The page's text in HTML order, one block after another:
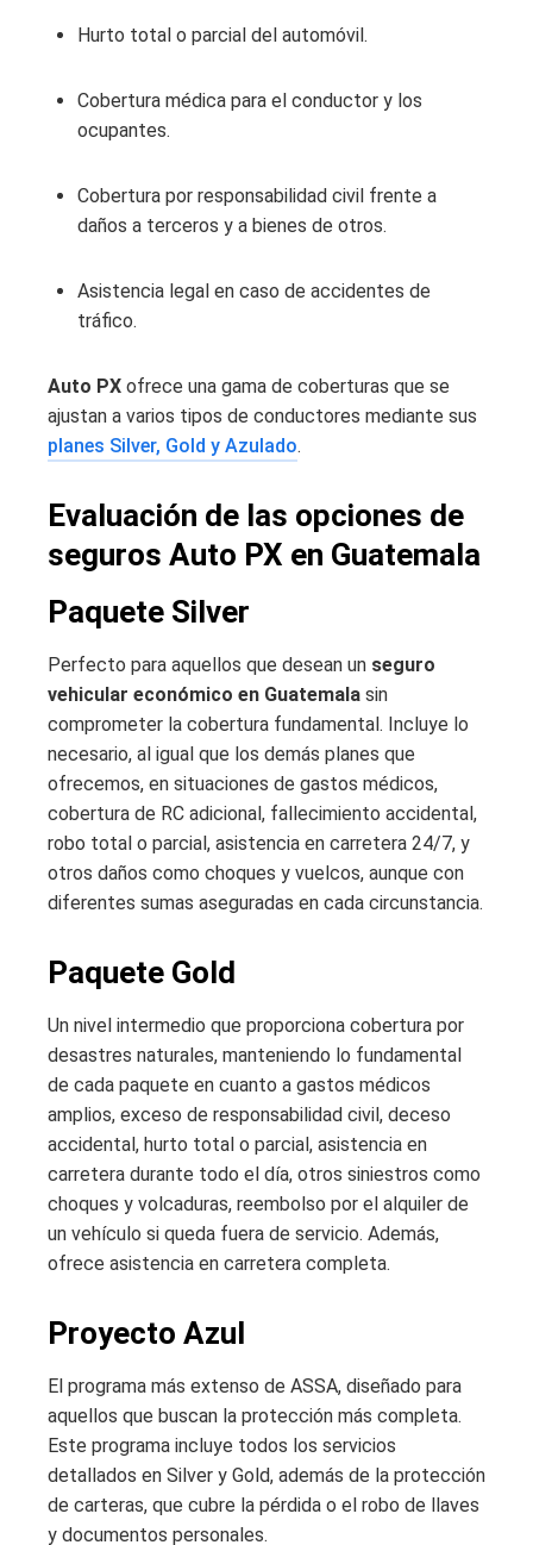
Hurto total o parcial del automóvil.
Cobertura médica para el conductor y los
ocupantes.
Cobertura por responsabilidad civil frente a
daños a terceros y a bienes de otros.
Asistencia legal en caso de accidentes de
tráfico.
Auto PX ofrece una gama de coberturas que se
ajustan a varios tipos de conductores mediante sus
planes Silver, Gold y Azulado.
Evaluación de las opciones de
seguros Auto PX en Guatemala
Paquete Silver
Perfecto para aquellos que desean un seguro
vehicular económico en Guatemala sin
comprometer la cobertura fundamental. Incluye lo
necesario, al igual que los demás planes que
ofrecemos, en situaciones de gastos médicos,
cobertura de RC adicional, fallecimiento accidental,
robo total o parcial, asistencia en carretera 24/7, y
otros daños como choques y vuelcos, aunque con
diferentes sumas aseguradas en cada circunstancia.
Paquete Gold
Un nivel intermedio que proporciona cobertura por
desastres naturales, manteniendo lo fundamental
de cada paquete en cuanto a gastos médicos
amplios, exceso de responsabilidad civil, deceso
accidental, hurto total o parcial, asistencia en
carretera durante todo el día, otros siniestros como
choques y volcaduras, reembolso por el alquiler de
un vehículo si queda fuera de servicio. Además,
ofrece asistencia en carretera completa.
Proyecto Azul
El programa más extenso de ASSA, diseñado para
aquellos que buscan la protección más completa.
Este programa incluye todos los servicios
detallados en Silver y Gold, además de la protección
de carteras, que cubre la pérdida o el robo de llaves
y documentos personales.